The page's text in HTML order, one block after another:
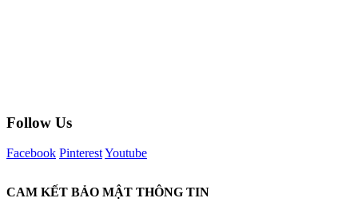
Follow Us
Facebook PinterestYoutube
CAM KẾT BẢO MẬT THÔNG TIN